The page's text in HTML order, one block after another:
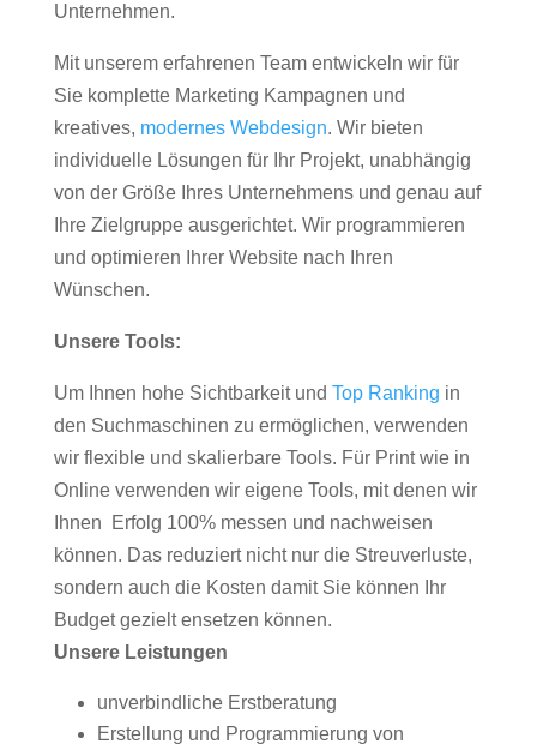
Unternehmen.
Mit unserem erfahrenen Team entwickeln wir für
Sie komplette Marketing Kampagnen und
kreatives, modernes Webdesign. Wir bieten
individuelle Lösungen für Ihr Projekt, unabhängig
von der Größe Ihres Unternehmens und genau auf
Ihre Zielgruppe ausgerichtet. Wir programmieren
und optimieren Ihrer Website nach Ihren
Wünschen.
Unsere Tools:
Um Ihnen hohe Sichtbarkeit und Top Ranking in
den Suchmaschinen zu ermöglichen, verwenden
wir flexible und skalierbare Tools. Für Print wie in
Online verwenden wir eigene Tools, mit denen wir
Ihnen Erfolg 100% messen und nachweisen
können. Das reduziert nicht nur die Streuverluste,
sondern auch die Kosten damit Sie können Ihr
Budget gezielt ensetzen können.
Unsere Leistungen
unverbindliche Erstberatung
Erstellung und Programmierung von